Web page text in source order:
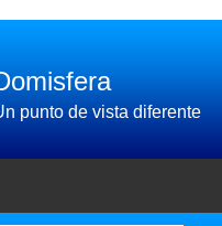
punto de vista diferente